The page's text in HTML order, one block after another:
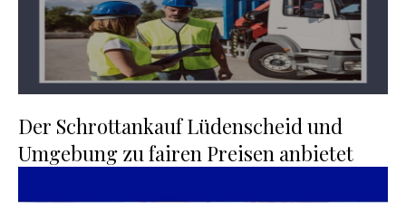
Der Schrottankauf Lüdenscheid und
Umgebung zu fairen Preisen anbietet